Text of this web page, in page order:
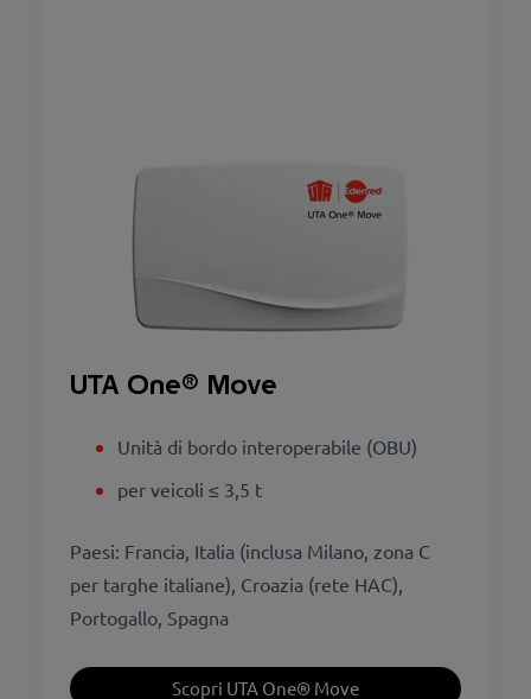
UTA One® Move
Unità di bordo interoperabile (OBU)
per veicoli ≤ 3,5 t
Paesi: Francia, Italia (inclusa Milano, zona C
per targhe italiane), Croazia (rete HAC),
Portogallo, Spagna
Scopri UTA One® Move